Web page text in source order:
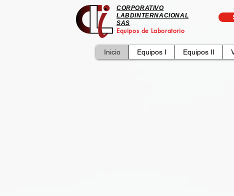
CORPORATIVO
LABDINTERNACIONAL
SAS
Equipos de Laboratorio
Inicio Equipos I Equipos II